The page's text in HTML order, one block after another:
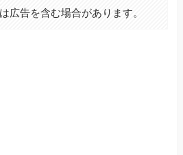
広告を含む場合があります。